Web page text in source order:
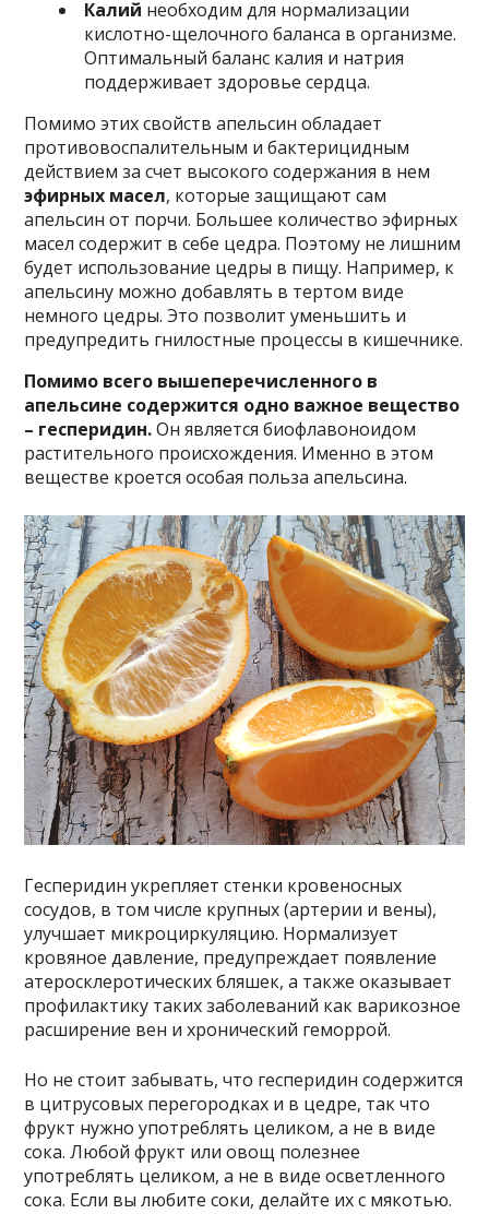
Калий необходим для нормализации
кислотно-щелочного баланса в организме.
Оптимальный баланс калия и натрия
поддерживает здоровье сердца.
Помимо этих свойств апельсин обладает
противовоспалительным и бактерицидным
действием за счет высокого содержания в нем
эфирных масел, которые защищают сам
апельсин от порчи. Большее количество эфирных
масел содержит в себе цедра. Поэтому не лишним
будет использование цедры в пищу. Например, к
апельсину можно добавлять в тертом виде
немного цедры. Это позволит уменьшить и
предупредить гнилостные процессы в кишечнике.
Помимо всего вышеперечисленного в
апельсине содержится одно важное вещество
– гесперидин.Он является биофлавоноидом
растительного происхождения. Именно в этом
веществе кроется особая польза апельсина.
Гесперидин укрепляет стенки кровеносных
сосудов, в том числе крупных (артерии и вены),
улучшает микроциркуляцию. Нормализует
кровяное давление, предупреждает появление
атеросклеротических бляшек, а также оказывает
профилактику таких заболеваний как варикозное
расширение вен и хронический геморрой.
Но не стоит забывать, что гесперидин содержится
в цитрусовых перегородках и в цедре, так что
фрукт нужно употреблять целиком, а не в виде
сока. Любой фрукт или овощ полезнее
употреблять целиком, а не в виде осветленного
сока. Если вы любите соки, делайте их с мякотью.